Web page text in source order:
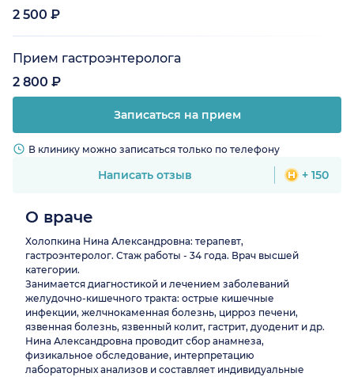
2 500 ₽
Прием гастроэнтеролога
2 800 ₽
Записаться на прием
В клинику можно записаться только по телефону
Написать отзыв + 150
О враче
Холопкина Нина Александровна: терапевт,
гастроэнтеролог. Стаж работы - 34 года. Врач высшей
категории.
Занимается диагностикой и лечением заболеваний
желудочно-кишечного тракта: острые кишечные
инфекции, желчнокаменная болезнь, цирроз печени,
язвенная болезнь, язвенный колит, гастрит, дуоденит и др.
Нина Александровна проводит сбор анамнеза,
физикальное обследование, интерпретацию
лабораторных анализов и составляет индивидуальные